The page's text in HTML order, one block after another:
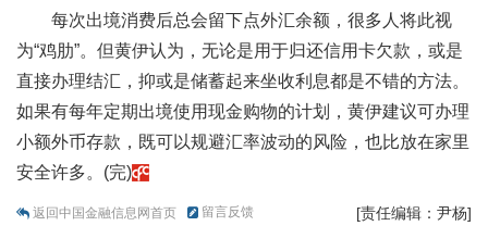
每次出境消费后总会留下点外汇余额，很多人将此视
为“鸡肋”。但黄伊认为，无论是用于归还信用卡欠款，或是
直接办理结汇，抑或是储蓄起来坐收利息都是不错的方法。
如果有每年定期出境使用现金购物的计划，黄伊建议可办理
小额外币存款，既可以规避汇率波动的风险，也比放在家里
安全许多。(完)
返回中国金融信息网首页 留言反馈 [责任编辑：尹杨]